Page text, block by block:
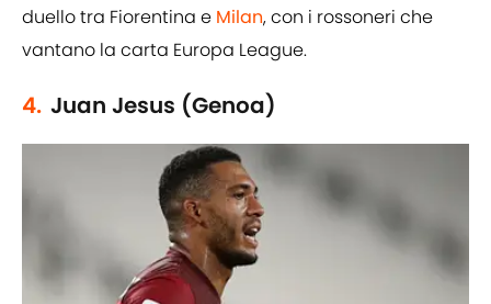
duello tra Fiorentina e Milan, con i rossoneri che
vantano la carta Europa League.
4. Juan Jesus (Genoa)